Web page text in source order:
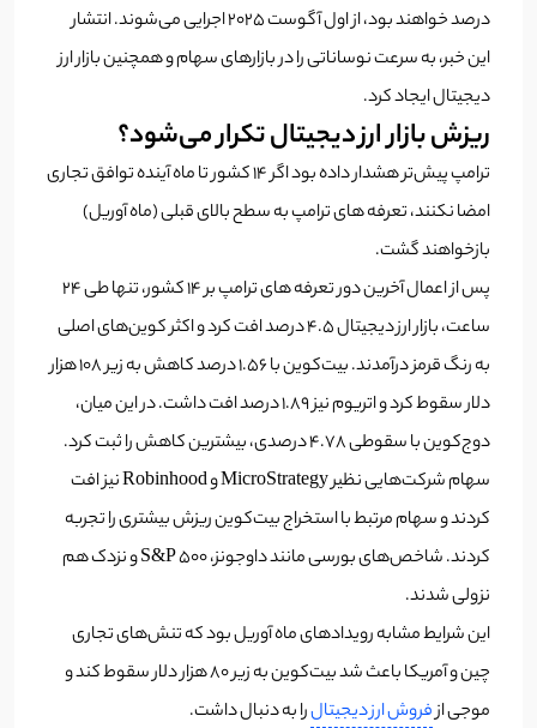
درصد خواهند بود، از اول آگوست ۲۰۲۵ اجرایی می‌شوند. انتشار
این خبر، به سرعت نوساناتی را در بازارهای سهام و همچنین بازار ارز
دیجیتال ایجاد کرد.
ریزش بازار ارز دیجیتال تکرار می‌شود؟
ترامپ پیش‌تر هشدار داده بود اگر ۱۴ کشور تا ماه آینده توافق تجاری
امضا نکنند، تعرفه‌ های ترامپ به سطح بالای قبلی (ماه آوریل)
بازخواهند گشت.
پس از اعمال آخرین دور تعرفه‌ های ترامپ بر ۱۴ کشور، تنها طی ۲۴
ساعت، بازار ارز دیجیتال ۴.۵ درصد افت کرد و اکثر کوین‌های اصلی
به رنگ قرمز درآمدند. بیت‌کوین با ۱.۵۶ درصد کاهش به زیر ۱۰۸ هزار
دلار سقوط کرد و اتریوم نیز ۱.۸۹ درصد افت داشت. در این میان،
دوج‌کوین با سقوطی ۴.۷۸ درصدی، بیشترین کاهش را ثبت کرد.
سهام شرکت‌هایی نظیر MicroStrategy و Robinhood نیز افت
کردند و سهام مرتبط با استخراج بیت‌کوین ریزش بیشتری را تجربه
کردند. شاخص‌های بورسی مانند داوجونز، S&P 500 و نزدک هم
نزولی شدند.
این شرایط مشابه رویدادهای ماه آوریل بود که تنش‌های تجاری
چین و آمریکا باعث شد بیت‌کوین به زیر ۸۰ هزار دلار سقوط کند و
موجی ازفروش ارز دیجیتالرا به دنبال داشت.